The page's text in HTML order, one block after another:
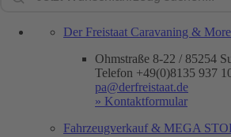
Der Freistaat Caravaning & More
Ohmstraße 8-22 / 85254
Telefon +49(0)8135 937
pa@derfreistaat.de
» Kontaktformular
Fahrzeugverkauf & MEGA